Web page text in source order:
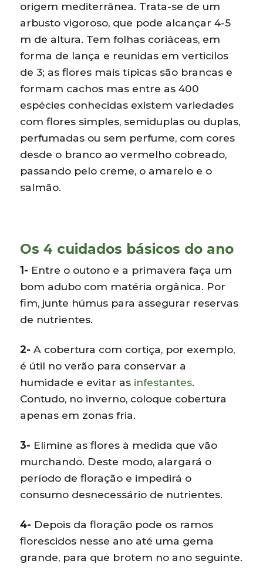
origem mediterrânea. Trata-se de um
arbusto vigoroso, que pode alcançar 4-5
m de altura. Tem folhas coriáceas, em
forma de lança e reunidas em verticilos
de 3; as flores mais típicas são brancas e
formam cachos mas entre as 400
espécies conhecidas existem variedades
com flores simples, semiduplas ou duplas,
perfumadas ou sem perfume, com cores
desde o branco ao vermelho cobreado,
passando pelo creme, o amarelo e o
salmão.
Os 4 cuidados básicos do ano
1- Entre o outono e a primavera faça um
bom adubo com matéria orgânica. Por
fim, junte húmus para assegurar reservas
de nutrientes.
2- A cobertura com cortiça, por exemplo,
é útil no verão para conservar a
humidade e evitar as infestantes.
Contudo, no inverno, coloque cobertura
apenas em zonas fria.
3- Elimine as flores à medida que vão
murchando. Deste modo, alargará o
período de floração e impedirá o
consumo desnecessário de nutrientes.
4- Depois da floração pode os ramos
florescidos nesse ano até uma gema
grande, para que brotem no ano seguinte.